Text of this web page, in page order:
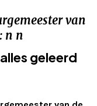
van
n n
geleerd